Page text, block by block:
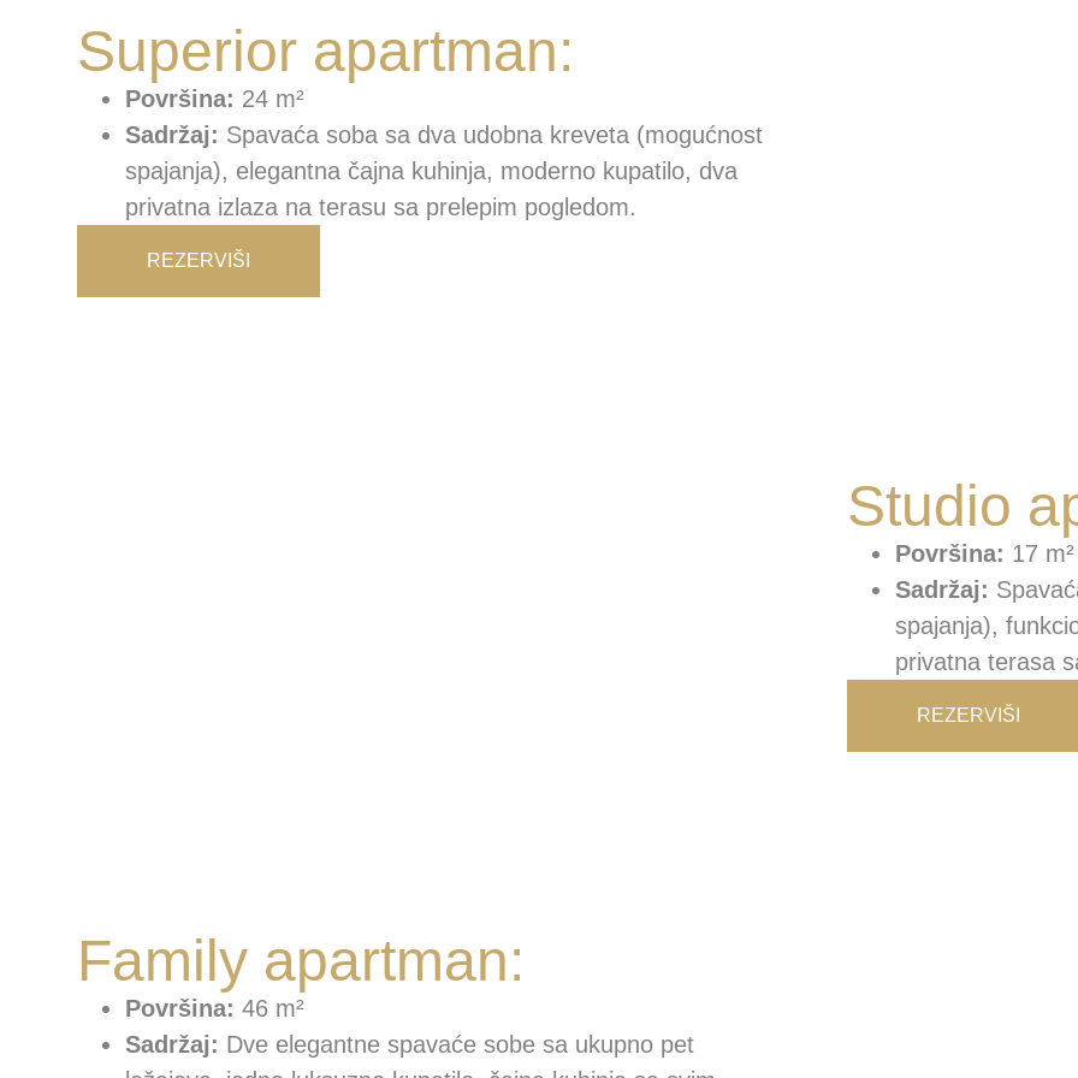
Superior apartman:
Površina: 24 m²
Sadržaj: Spavaća soba sa dva udobna kreveta (mogućnost
spajanja), elegantna čajna kuhinja, moderno kupatilo, dva
privatna izlaza na terasu sa prelepim pogledom.
REZERVIŠI
Studio
Površina: 17 m²
Sadržaj:
spajanja),
privatna terasa
REZERVIŠI
Family apartman:
Površina: 46 m²
Sadržaj: Dve elegantne spavaće sobe sa ukupno pet